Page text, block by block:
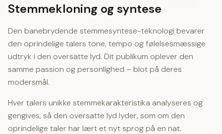
Stemmekloning og syntese
Den banebrydende stemmesyntese-teknologi bevarer
den oprindelige talers tone, tempo og følelsesmæssige
udtryk i den oversatte lyd. Dit publikum oplever den
samme passion og personlighed – blot på deres
modersmål.
Hver talers unikke stemmekarakteristika analyseres og
gengives, så den oversatte lyd lyder, som om den
oprindelige taler har lært et nyt sprog på en nat.